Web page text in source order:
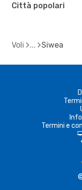
Città popolari
Voli Siwea
Termini e